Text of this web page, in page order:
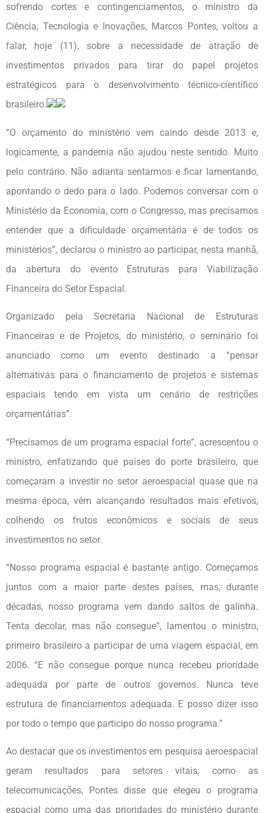
sofrendo cortes e contingenciamentos, o ministro da
Ciência, Tecnologia e Inovações, Marcos Pontes, voltou a
falar, hoje (11), sobre a necessidade de atração de
investimentos privados para tirar do papel projetos
estratégicos para o desenvolvimento técnico-científico
brasileiro.
“O orçamento do ministério vem caindo desde 2013 e,
logicamente, a pandemia não ajudou neste sentido. Muito
pelo contrário. Não adianta sentarmos e ficar lamentando,
apontando o dedo para o lado. Podemos conversar com o
Ministério da Economia, com o Congresso, mas precisamos
entender que a dificuldade orçamentária é de todos os
ministérios”, declarou o ministro ao participar, nesta manhã,
da abertura do evento Estruturas para Viabilização
Financeira do Setor Espacial.
Organizado pela Secretaria Nacional de Estruturas
Financeiras e de Projetos, do ministério, o seminário foi
anunciado como um evento destinado a “pensar
alternativas para o financiamento de projetos e sistemas
espaciais tendo em vista um cenário de restrições
orçamentárias”.
“Precisamos de um programa espacial forte”, acrescentou o
ministro, enfatizando que países do porte brasileiro, que
começaram a investir no setor aeroespacial quase que na
mesma época, vêm alcançando resultados mais efetivos,
colhendo os frutos econômicos e sociais de seus
investimentos no setor.
“Nosso programa espacial é bastante antigo. Começamos
juntos com a maior parte destes países, mas, durante
décadas, nosso programa vem dando saltos de galinha.
Tenta decolar, mas não consegue”, lamentou o ministro,
primeiro brasileiro a participar de uma viagem espacial, em
2006. “E não consegue porque nunca recebeu prioridade
adequada por parte de outros governos. Nunca teve
estrutura de financiamentos adequada. E posso dizer isso
por todo o tempo que participo do nosso programa.”
Ao destacar que os investimentos em pesquisa aeroespacial
geram resultados para setores vitais, como as
telecomunicações, Pontes disse que elegeu o programa
espacial como uma das prioridades do ministério durante